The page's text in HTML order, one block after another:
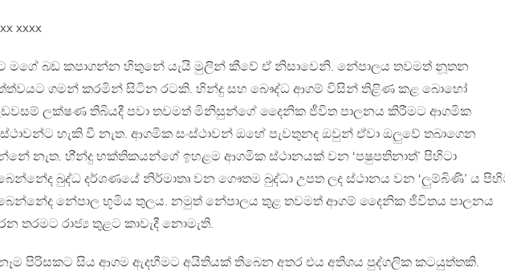
xxxx
මගේ බඩ කපාගන්න හිතුනේ යැයි මුලින් කීවේ ඒ නිසාවෙනි. නේපාලය තවමත් නූතන
ගමන් කරමින් සිටින රටකි. හින්දු සහ බෞද්ධ ආගම් විසින් තිළිණ කළ බොහෝ
ලක්ෂණ තිබියදී පවා තවමත් මිනිසුන්ගේ දෛනික ජීවිත පාලනය කිරීමට ආගමික
හැකි වී නැත. ආගමික සංස්ථාවන් ඔහේ පැවතුනද ඔවුන් ඒවා ඔලුවේ තබාගෙන
නැත. හි්න්දු භක්තිකයන්ගේ ඉහළම ආගමික ස්ථානයක් වන ‘පෂුපතිනාත්’ පිහිටා
බුද්ධ දර්ශණයේ නිර්මාතෘ වන ගෞතම බුද්ධා උපත ලද ස්ථානය වන ‘ලුම්බිණි’ ය
නේපාල භූමිය තුලය. නමුත් නේපාලය තුළ තවමත් ආගම් දෛනික ජීවිතය පාලනය
තරමට රාජ්‍ය තුළට කාවැදී නොමැති.
පිරිසකට සිය ආගම ඇදහීමට අයිතියක් තිබෙන අතර එය අතිශය පුද්ගලික කටයුත්තකි.